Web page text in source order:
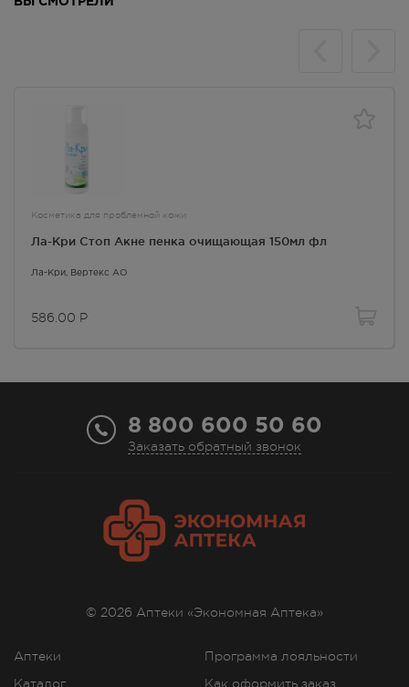
Косметика для проблемной кожи
Ла-Кри Стоп Акне пенка очищающая 150мл фл
Ла-Кри , Вертекс АО
586.00 Р
8 800 600 50 60
Заказать обратный звонок
Аптеки
Каталог
Программа лояльности
Как оформить заказ
© 2026 Аптеки «Экономная Аптека»